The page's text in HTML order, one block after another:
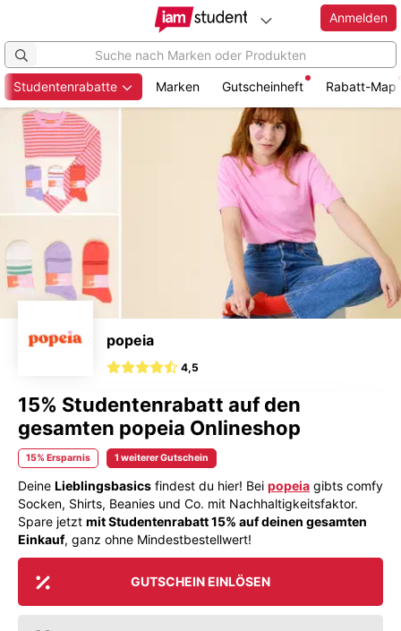
Zum
Hauptinhalt
springen
Anmelden
Studentenrabatte Marken Gutscheinheft Rabatt-Map
popeia
4,5
15% Studentenrabatt auf den
gesamten popeia Onlineshop
15% Ersparnis 1 weiterer Gutschein
Deine Lieblingsbasics findest du hier! Bei popeia gibts comfy
Socken, Shirts, Beanies und Co. mit Nachhaltigkeitsfaktor.
Spare jetzt mit Studentenrabatt 15% auf deinen gesamten
Einkauf, ganz ohne Mindestbestellwert!
GUTSCHEIN EINLÖSEN